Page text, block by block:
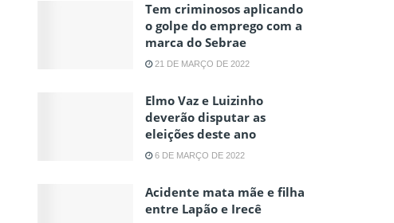
Tem criminosos aplicando
o golpe do emprego com a
marca do Sebrae
21 DE MARÇO DE 2022
Elmo Vaz e Luizinho
deverão disputar as
eleições deste ano
6 DE MARÇO DE 2022
Acidente mata mãe e filha
entre Lapão e Irecê